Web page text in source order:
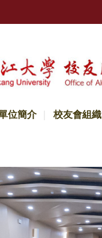
位簡介 校友會組織